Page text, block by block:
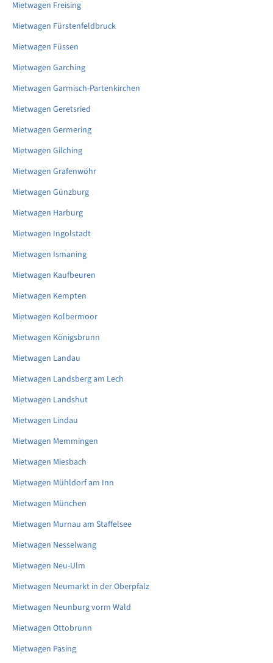
Mietwagen Freising
Mietwagen Fürstenfeldbruck
Mietwagen Füssen
Mietwagen Garching
Mietwagen Garmisch-Partenkirchen
Mietwagen Geretsried
Mietwagen Germering
Mietwagen Gilching
Mietwagen Grafenwöhr
Mietwagen Günzburg
Mietwagen Harburg
Mietwagen Ingolstadt
Mietwagen Ismaning
Mietwagen Kaufbeuren
Mietwagen Kempten
Mietwagen Kolbermoor
Mietwagen Königsbrunn
Mietwagen Landau
Mietwagen Landsberg am Lech
Mietwagen Landshut
Mietwagen Lindau
Mietwagen Memmingen
Mietwagen Miesbach
Mietwagen Mühldorf am Inn
Mietwagen München
Mietwagen Murnau am Staffelsee
Mietwagen Nesselwang
Mietwagen Neu-Ulm
Mietwagen Neumarkt in der Oberpfalz
Mietwagen Neunburg vorm Wald
Mietwagen Ottobrunn
Mietwagen Pasing